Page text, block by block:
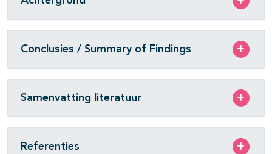
Conclusies / Summary of Findings
Samenvatting literatuur
Referenties